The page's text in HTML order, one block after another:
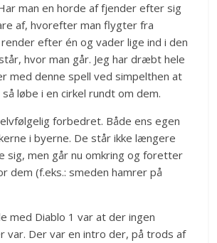
man en horde af fjender efter sig
af, hvorefter man flygter fra
efter én og vader lige ind i den
hvor man går. Jeg har dræbt hele
med denne spell ved simpelthen at
så løbe i en cirkel rundt om dem.
forbedret. Både ens egen
i byerne. De står ikke længere
sig, men går nu omkring og foretter
dem (f.eks.: smeden hamrer på
med Diablo 1 var at der ingen
var. Der var en intro der, på trods af